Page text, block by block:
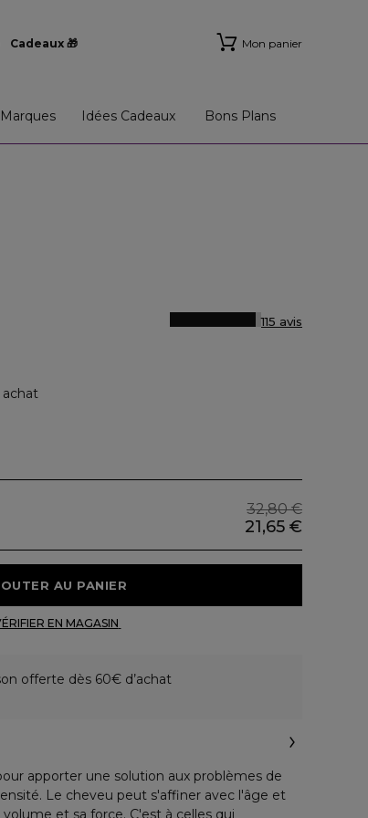
Cadeaux 🎁 Mon panier
Marques Idées Cadeaux Bons Plans
115 avis
achat
32,80 €
21,65 €
offerte dès 60€ d’achat
apporter une solution aux problèmes de
Le cheveu peut s'affiner avec l'âge et
et sa force. C'est à celles qui